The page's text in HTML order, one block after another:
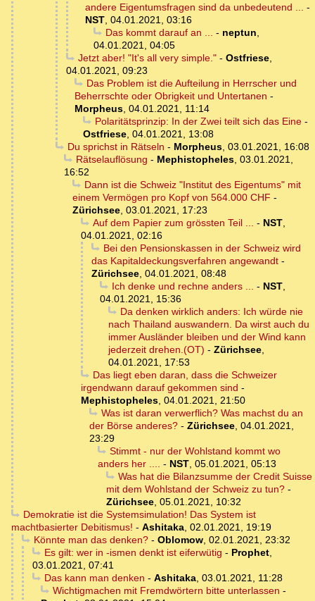
andere Eigentumsfragen sind da unbedeutend ... -
NST, 04.01.2021, 03:16
Das kommt darauf an ... - neptun,
04.01.2021, 04:05
Jetzt aber! "It's all very simple."- Ostfriese,
04.01.2021, 09:23
Das Problem ist die Aufteilung in Herrscher und
Beherrschte oder Obrigkeit und Untertanen -
Morpheus, 04.01.2021, 11:14
Polaritätsprinzip: In der Zwei teilt sich das Eine-
Ostfriese, 04.01.2021, 13:08
Du sprichst in Rätseln - Morpheus, 03.01.2021, 16:08
Rätselauflösung - Mephistopheles, 03.01.2021,
16:52
Dann ist die Schweiz "Institut des Eigentums" mit
einem Vermögen pro Kopf von 564.000 CHF -
Zürichsee, 03.01.2021, 17:23
Auf dem Papier zum grössten Teil ... - NST,
04.01.2021, 02:16
Bei den Pensionskassen in der Schweiz wird
das Kapitaldeckungsverfahren angewandt -
Zürichsee, 04.01.2021, 08:48
Ich denke und rechne anders ... - NST,
04.01.2021, 15:36
Da denken wirklich anders: Ich würde nie
nach Thailand auswandern. Da wirst auch du
immer Ausländer bleiben und der Wind kann
jederzeit drehen.(OT) - Zürichsee,
04.01.2021, 17:53
Das liegt eben daran, dass die Schweizer
irgendwann darauf gekommen sind -
Mephistopheles, 04.01.2021, 21:50
Was ist daran verwerflich? Was machst du an
der Börse anderes? - Zürichsee, 04.01.2021,
23:29
Stimmt - nur der Wohlstand kommt wo
anders her .... - NST, 05.01.2021, 05:13
Was hat die Bilanzsumme der Credit Suisse
mit dem Wohlstand der Schweiz zu tun? -
Zürichsee, 05.01.2021, 10:32
Demokratie ist die Systemsimulation! Das System ist
machtbasierter Debitismus! - Ashitaka, 02.01.2021, 19:19
Könnte man das denken?- Oblomow, 02.01.2021, 23:32
Es gilt: wer in -ismen denkt ist eiferwütig - Prophet,
03.01.2021, 07:41
Das kann man denken - Ashitaka, 03.01.2021, 11:28
Wichtigmachen mit Fremdwörtern bitte unterlassen -